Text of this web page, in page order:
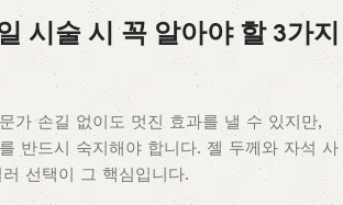
시술 시 꼭 알아야 할 3가지
가 손길 없이도 멋진 효과를 낼 수 있지만,
반드시 숙지해야 합니다. 젤 두께와 자석 사
선택이 그 핵심입니다.